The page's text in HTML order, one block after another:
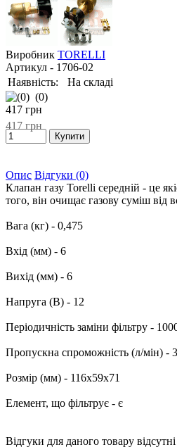
Виробник TORELLI
Артикул - 1706-02
Наявність:
На складі
(0)
417 грн
417грн
Опис Відгуки (0)
Клапан газу Torelli середній - це
того, він очищає газову суміш від
Вага (кг) - 0,475
Вхід (мм) - 6
Вихід (мм) - 6
Напруга (В) - 12
Періодичність заміни фільтру -
Пропускна спроможність (л/мін) -
Розмір (мм) - 116х59х71
Елемент, що фільтрує - є
Відгуки для даного товару відсутні